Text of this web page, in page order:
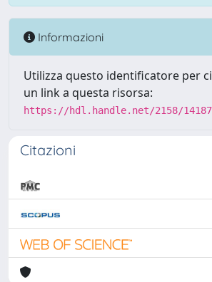
Informazioni
Utilizza questo identificatore per
un link a questa risorsa:
https://hdl.handle.net/2158/
Citazioni